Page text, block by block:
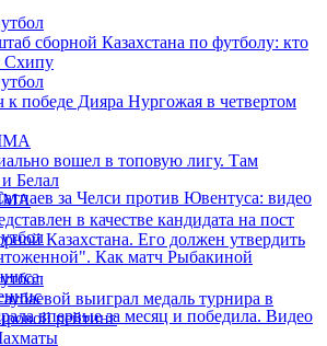
сборной Казахстана по футболу: кто
Схипу
к победе Дияра Нургожая в четвертом
вошел в топовую лигу. Там
Белал
в качестве кандидата на пост
Казахстана. Его должен утвердить
выиграл медаль турнира в
рейтинг
за Челси против Ювентуса: видео
Как матч Рыбакиной
впервые за месяц и победила. Видео